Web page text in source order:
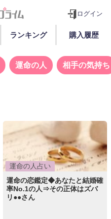
ログイン
ランキング 購入履歴
運命の人 相手の気持ち
運命の人占い
運命の恋鑑定◆あなたと結婚確
率No.1の人⇒その正体はズバ
リ●●さん